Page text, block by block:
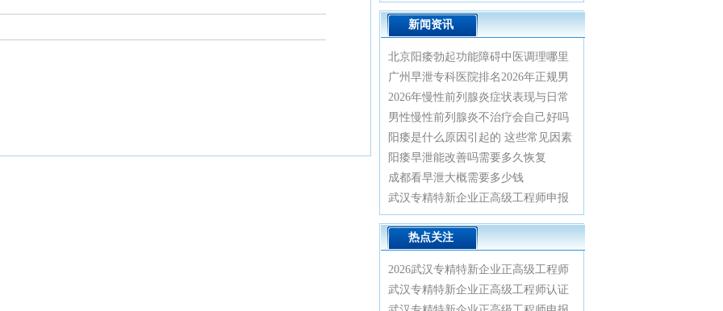
新闻资讯
北京阳痿勃起功能障碍中医调理哪里
看比较好
广州早泄专科医院排名2026年正规男
科诊疗指南
2026年慢性前列腺炎症状表现与日常
预防治疗方法
男性慢性前列腺炎不治疗会自己好吗
阳痿是什么原因引起的 这些常见因素
要重视
阳痿早泄能改善吗需要多久恢复
成都看早泄大概需要多少钱
武汉专精特新企业正高级工程师申报
认证全流程实战辅导与业绩材料优化
指南2026
热点关注
2026武汉专精特新企业正高级工程师
认证绿色通道：专家一对一精准辅
武汉专精特新企业正高级工程师认证